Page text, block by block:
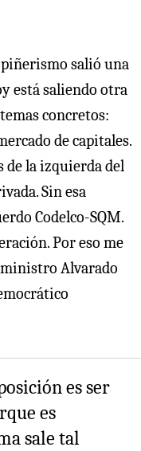
salió una
está saliendo otra
concretos:
de capitales.
de la izquierda del
Sin esa
Codelco-SQM.
Por eso me
Alvarado
es ser
es
sale tal